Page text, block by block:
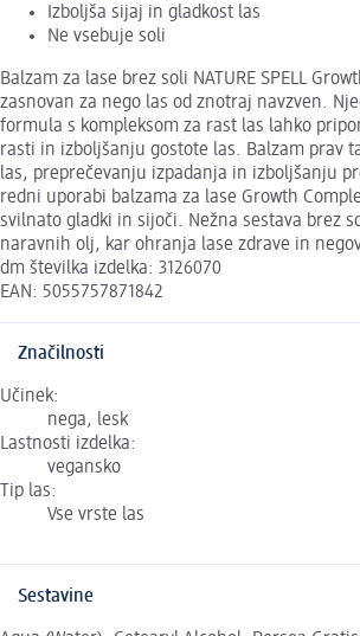
Izboljša sijaj in gladkost las
Ne vsebuje soli
Balzam za lase brez soli NATURE SPELL
zasnovan za nego las od znotraj navzven.
formula s kompleksom za rast las lahko
rasti in izboljšanju gostote las. Balzam prav
las, preprečevanju izpadanja in izboljšanju
redni uporabi balzama za lase Growth
svilnato gladki in sijoči. Nežna sestava brez
naravnih olj, kar ohranja lase zdrave in
dm številka izdelka: 3126070
EAN: 5055757871842
Značilnosti
Učinek:
nega, lesk
Lastnosti izdelka:
vegansko
Tip las:
Vse vrste las
Sestavine